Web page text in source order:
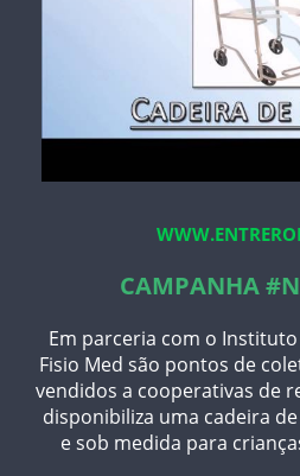
CAMPANHA
Em parceria com o
Fisio Med são pontos de
vendidos a cooperativas de
disponibiliza uma cadeira
e sob medida para